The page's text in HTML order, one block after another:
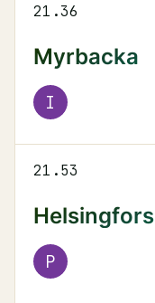
21.36
Myrbacka
I
21.53
Helsingfors
P